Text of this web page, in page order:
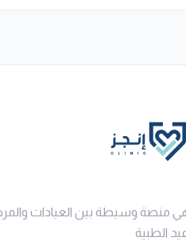
هي منصة وسيطة بين العيادات
الطبية